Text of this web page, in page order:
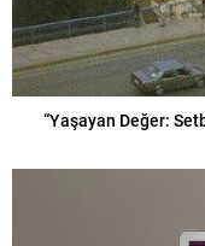
“Yaşayan Değer: